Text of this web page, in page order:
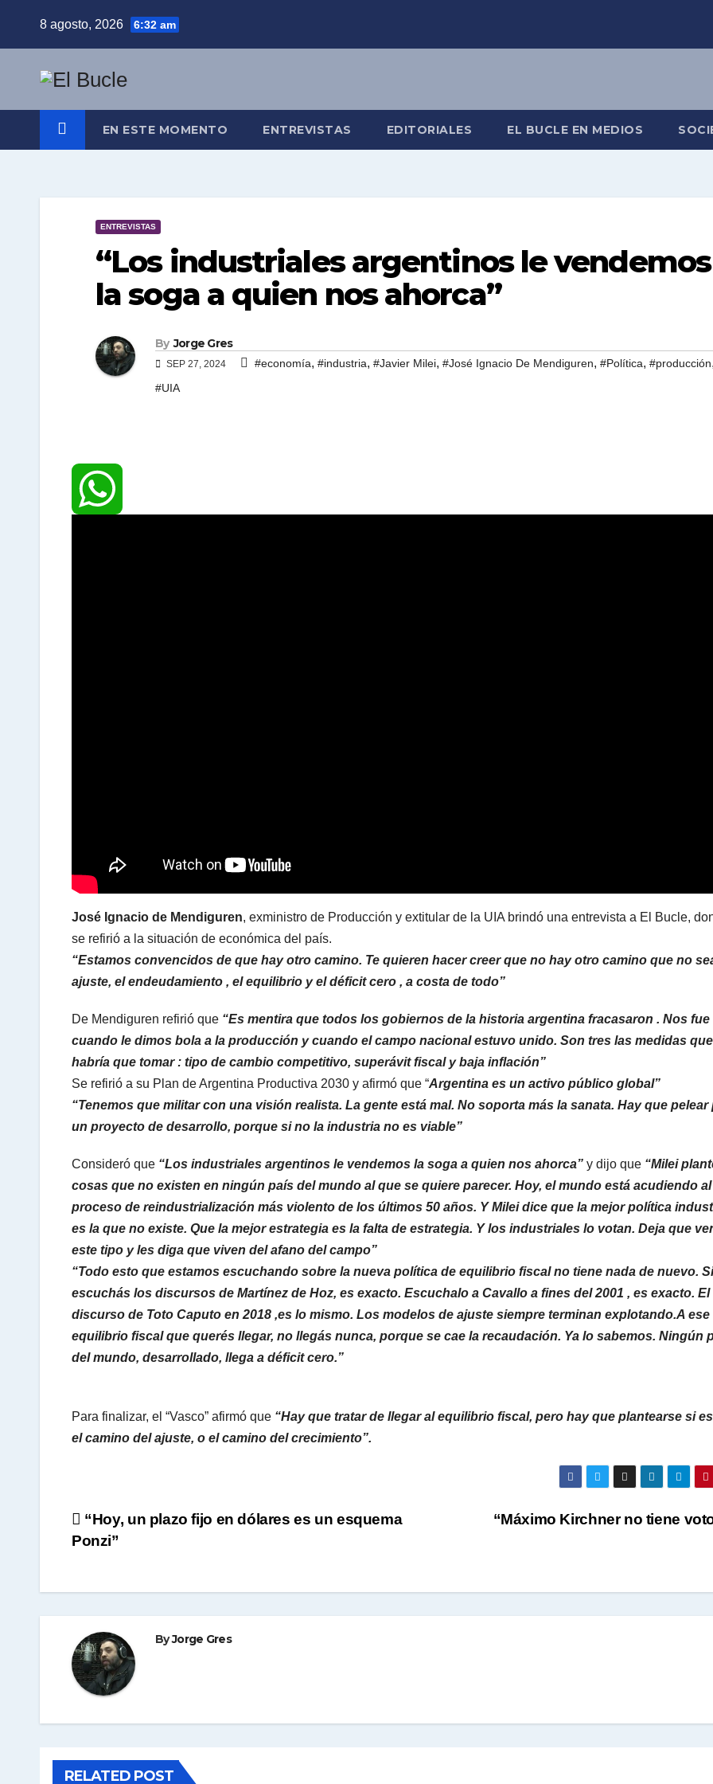
8 agosto, 2026 6:32 am
EN ESTE MOMENTO ENTREVISTAS EDITORIALES EL BUCLE EN MEDIOS
ENTREVISTAS
“Los industriales argentinos le vendemos
la soga a quien nos ahorca”
By Jorge Gres
SEP 27, 2024 #economía, #industria, #Javier Milei, #José Ignacio De Mendiguren, #Política, #producción
#UIA
p
José Ignacio de Mendiguren, exministro de Producción y extitular de la UIA brindó una entrevista a El Bucle,
se refirió a la situación de económica del país.
“Estamos convencidos de que hay otro camino. Te quieren hacer creer que no hay otro camino que no
ajuste, el endeudamiento , el equilibrio y el déficit cero , a costa de todo”
De Mendiguren refirió que “Es mentira que todos los gobiernos de la historia argentina fracasaron . Nos fue
cuando le dimos bola a la producción y cuando el campo nacional estuvo unido. Son tres las medidas que
habría que tomar : tipo de cambio competitivo, superávit fiscal y baja inflación”
Se refirió a su Plan de Argentina Productiva 2030 y afirmó que “Argentina es un activo público global”
“Tenemos que militar con una visión realista. La gente está mal. No soporta más la sanata. Hay que pelear
un proyecto de desarrollo, porque si no la industria no es viable”
Consideró que “Los industriales argentinos le vendemos la soga a quien nos ahorca” y dijo que “Milei
cosas que no existen en ningún país del mundo al que se quiere parecer. Hoy, el mundo está acudiendo al
proceso de reindustrialización más violento de los últimos 50 años. Y Milei dice que la mejor política
es la que no existe. Que la mejor estrategia es la falta de estrategia. Y los industriales lo votan. Deja que
este tipo y les diga que viven del afano del campo”
“Todo esto que estamos escuchando sobre la nueva política de equilibrio fiscal no tiene nada de nuevo. Si
escuchás los discursos de Martínez de Hoz, es exacto. Escuchalo a Cavallo a fines del 2001 , es exacto. El
discurso de Toto Caputo en 2018 ,es lo mismo. Los modelos de ajuste siempre terminan explotando.A ese
equilibrio fiscal que querés llegar, no llegás nunca, porque se cae la recaudación. Ya lo sabemos. Ningún
del mundo, desarrollado, llega a déficit cero.”
Para finalizar, el “Vasco” afirmó que “Hay que tratar de llegar al equilibrio fiscal, pero hay que plantearse si
el camino del ajuste, o el camino del crecimiento”.
Navegación
entradas
“Máximo Kirchner no tiene
“Hoy, un plazo fijo en dólares es un esquema
Ponzi”
ByJorge Gres
RELATED POST